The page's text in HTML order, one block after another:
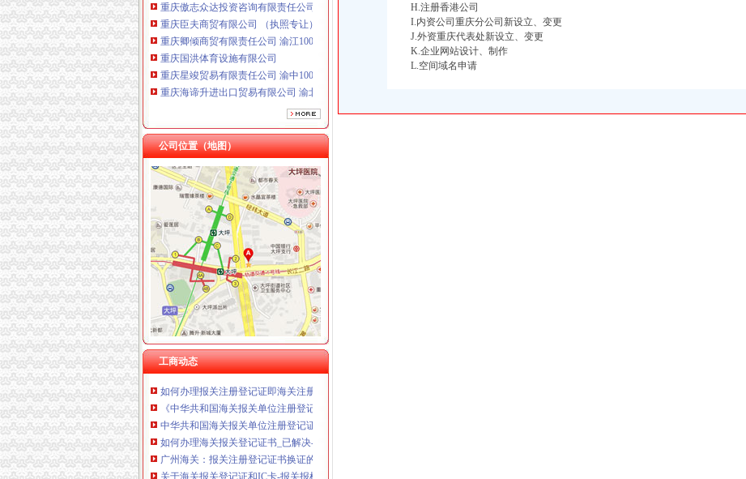
重庆臣夫商贸有限公司 （执照专让）
重庆卿倾商贸有限责任公司 渝江100万 （工商注册）
重庆国洪体育设施有限公司
重庆星竣贸易有限责任公司 渝中100万 （进出口权）
重庆海谛升进出口贸易有限公司 渝北100万 （进出口权）
重庆奕欣锦诚商贸有限公司 渝九50万 （工商注册）
重庆信同广告有限公司 渝沙50万 （工商注册）
重庆三虹房地产营销策划有限公司
重庆宝鹰汽车销售有限公司
公司位置（地图）
工商动态
海关报关登记证书
南通海关提醒进出口企业及时变更报关注册登记证书信息__江海
报关企业如何办理海关注册登记手续
《中华共和国海关报关单位注册登记证书》变更材料
《中华共和国海关报关单位注册登记证书》备案材料
海关进出口货物收发货人报关注册登记证书
关于《海关报关单位注册登记证书》的几个问题.-报关报检-福步外
《中华共和国海关报关企业报关注册登记证书》有效期为几年？
如何办理报关注册登记证即海关注册登记证明？-通关监管海关业务咨
《中华共和国海关报关单位注册登记证书》的有效期是多久？
中华共和国海关报关单位注册登记证书.xls
如何办理海关报关登记证书_已解决-阿里巴巴生意经
广州海关：报关注册登记证书换证的问题
关于海关报关登记证和IC卡-报关报检-福步外贸论坛（FOBBusiness
2014年海关报关注册登记证书还用…-海关百问
H.注册香港公司
I.内资公司重庆分公司新设立、变更
J.外资重庆代表处新设立、变更
K.企业网站设计、制作
L.空间域名申请